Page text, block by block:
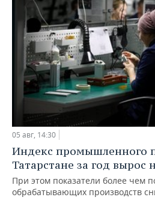
05 авг, 14:30
Индекс промышленного
Татарстане за год вырос
При этом показатели более чем
обрабатывающих производств